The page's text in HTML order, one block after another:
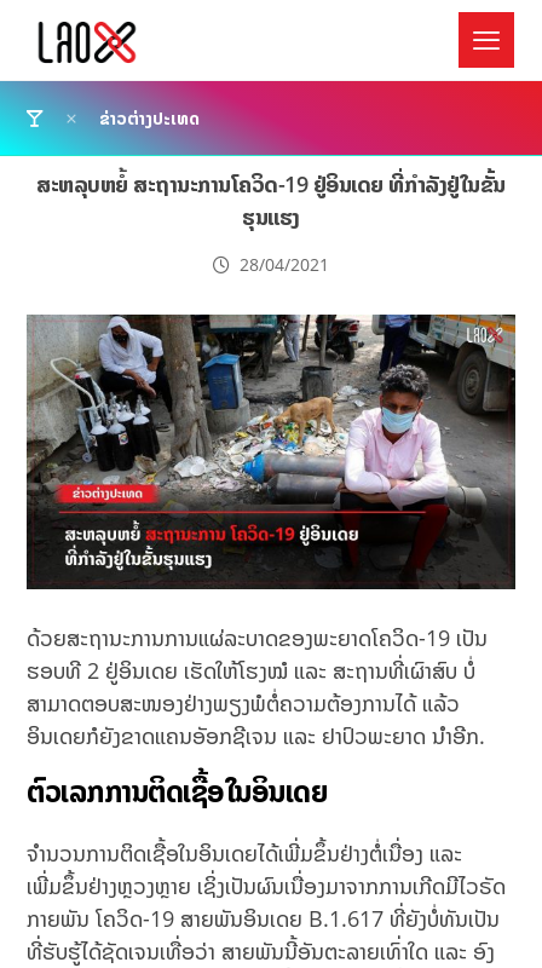
ຂ່າວຕ່າງປະເທດ
ສະຫລຸບຫຍໍ້ ສະຖານະການໂຄວິດ-19 ຢູ່ອິນເດຍ ທີ່ກຳລັງຢູ່ໃນຂັ້ນ
ຮຸນແຮງ
28/04/2021
ດ້ວຍສະຖານະການການແຜ່ລະບາດຂອງພະຍາດໂຄວິດ-19 ເປັນ
ຮອບທີ 2 ຢູ່ອິນເດຍ ເຮັດໃຫ້ໂຮງໝໍ ແລະ ສະຖານທີ່ເຜົາສົບ ບໍ່
ສາມາດຕອບສະໜອງຢ່າງພຽງພໍຕໍ່ຄວາມຕ້ອງການໄດ້ ແລ້ວ
ອິນເດຍກໍຍັງຂາດແຄນອັອກຊີເຈນ ແລະ ຢາປົວພະຍາດ ນຳອີກ.
ຕົວເລກການຕິດເຊື້ອໃນອິນເດຍ
ຈຳນວນການຕິດເຊື້ອໃນອິນເດຍໄດ້ເພີ່ມຂຶ້ນຢ່າງຕໍ່ເນື່ອງ ແລະ
ເພີ່ມຂຶ້ນຢ່າງຫຼວງຫຼາຍ ເຊິ່ງເປັນຜົນເນື່ອງມາຈາກການເກີດມີໄວຣັດ
ກາຍພັນ ໂຄວິດ-19 ສາຍພັນອິນເດຍ B.1.617 ທີ່ຍັງບໍ່ທັນເປັນ
ທີ່ຮັບຮູ້ໄດ້ຊັດເຈນເທື່ອວ່າ ສາຍພັນນີ້ອັນຕະລາຍເທົ່າໃດ ແລະ ອົງ